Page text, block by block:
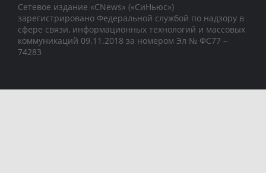
Сетевое издание «CNews» («СиНьюс»)
зарегистрировано Федеральной службой по надзору в
сфере связи, информационных технологий и массовых
коммуникаций 09.11.2018 за номером Эл № ФС77 –
74283